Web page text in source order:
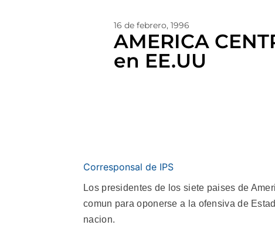
16 de febrero, 1996
AMERICA
en EE.UU
Corresponsal de IPS
Los presidentes de los siete paises de
comun para oponerse a la ofensiva de
nacion.